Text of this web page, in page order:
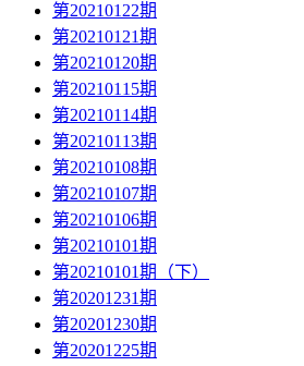
第20210122期
第20210121期
第20210120期
第20210115期
第20210114期
第20210113期
第20210108期
第20210107期
第20210106期
第20210101期
第20210101期（下）
第20201231期
第20201230期
第20201225期